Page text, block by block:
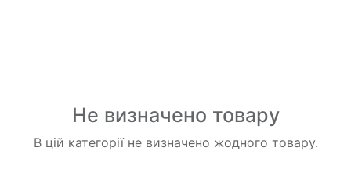
Не визначено товару
В цій категорії не визначено жодного товару.